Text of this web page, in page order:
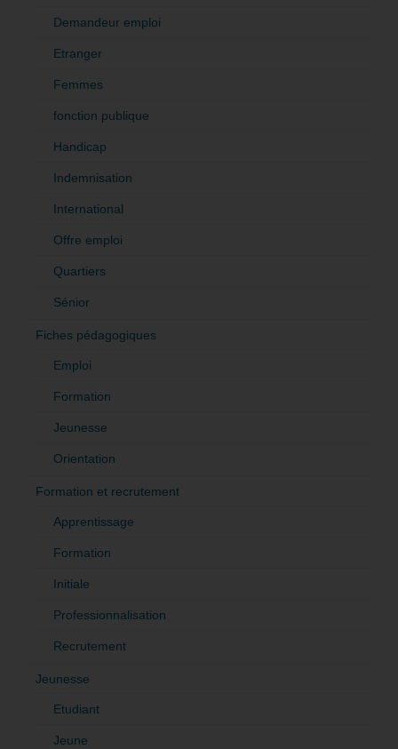
Demandeur emploi
Etranger
Femmes
fonction publique
Handicap
Indemnisation
International
Offre emploi
Quartiers
Sénior
Fiches pédagogiques
Emploi
Formation
Jeunesse
Orientation
Formation et recrutement
Apprentissage
Formation
Initiale
Professionnalisation
Recrutement
Jeunesse
Etudiant
Jeune